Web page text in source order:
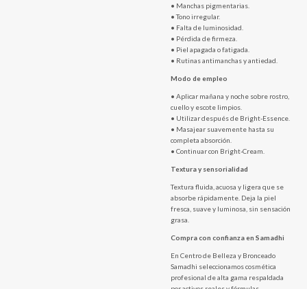
• Manchas pigmentarias.
• Tono irregular.
• Falta de luminosidad.
• Pérdida de firmeza.
• Piel apagada o fatigada.
• Rutinas antimanchas y antiedad.
Modo de empleo
• Aplicar mañana y noche sobre rostro,
cuello y escote limpios.
• Utilizar después de Bright-Essence.
• Masajear suavemente hasta su
completa absorción.
• Continuar con Bright-Cream.
Textura y sensorialidad
Textura fluida, acuosa y ligera que se
absorbe rápidamente. Deja la piel
fresca, suave y luminosa, sin sensación
grasa.
Compra con confianza en Samadhi
En Centro de Belleza y Bronceado
Samadhi seleccionamos cosmética
profesional de alta gama respaldada